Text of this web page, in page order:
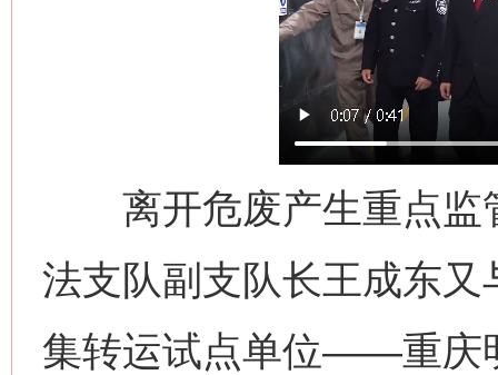
离开危废产生重点监
法支队副支队长王成东
集转运试点单位——重庆